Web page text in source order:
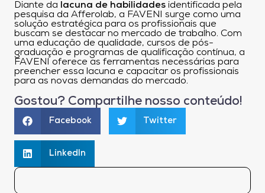
Diante da lacuna de habilidades identificada pela
pesquisa da Afferolab, a FAVENI surge como uma
solução estratégica para os profissionais que
buscam se destacar no mercado de trabalho. Com
uma educação de qualidade, cursos de pós-
graduação e programas de qualificação contínua, a
FAVENI oferece as ferramentas necessárias para
preencher essa lacuna e capacitar os profissionais
para as novas demandas do mercado.
Gostou? Compartilhe nosso conteúdo!
Facebook Twitter
LinkedIn